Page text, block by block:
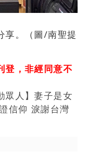
享。（圖/南聖提
登，非經同意不
眾人】妻子是女
信仰 淚謝台灣